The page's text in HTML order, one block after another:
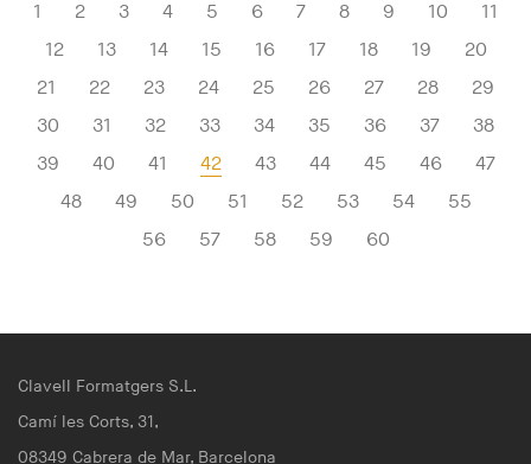
1 2 3 4 5 6 7 8 9 10
11
12
13 14 15 16 17 18 19
20
21
22 23 24 25 26 27 28
29
30
31 32 33 34 35 36 37
38
39
40 41 42 43 44 45 46
47
48
49 50 51 52 53 54
55
56
57 58 59 60
Clavell Formatgers S.L.
Camí les Corts, 31,
08349 Cabrera de Mar, Barcelona